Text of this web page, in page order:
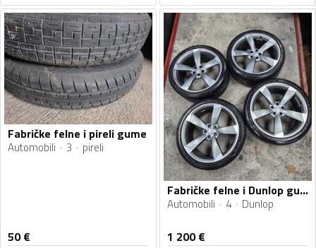
Fabričke felne i pireli gume
Automobili 3 pireli
50€
Fabričke felne i Dunlop gume
Automobili 4 Dunlop
1 200€